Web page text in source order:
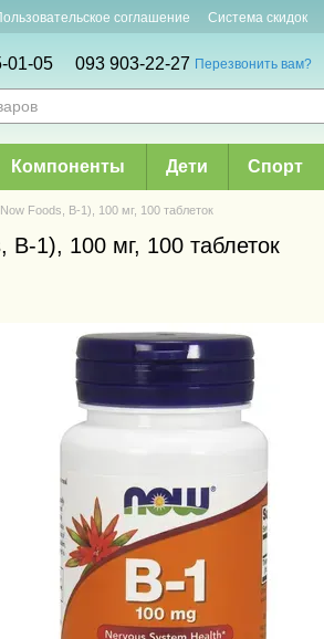
соглашение Система скидок
01-05 093 903-22-27 Перезвонить вам?
Компоненты Дети Спорт
Foods, B-1), 100 мг, 100 таблеток
1), 100 мг, 100 таблеток